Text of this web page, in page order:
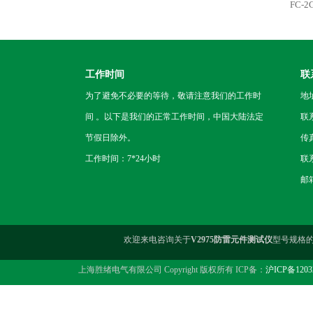
FC-
工作时间
为了避免不必要的等待，敬请注意我们的工作时
间 。以下是我们的正常工作时间，中国大陆法定
节假日除外。
工作时间：7*24小时
联
地
联
传
联
邮
欢迎来电咨询关于V2975防雷元件测试仪型号规格
上海胜绪电气有限公司 Copyright 版权所有 ICP备： 沪ICP备